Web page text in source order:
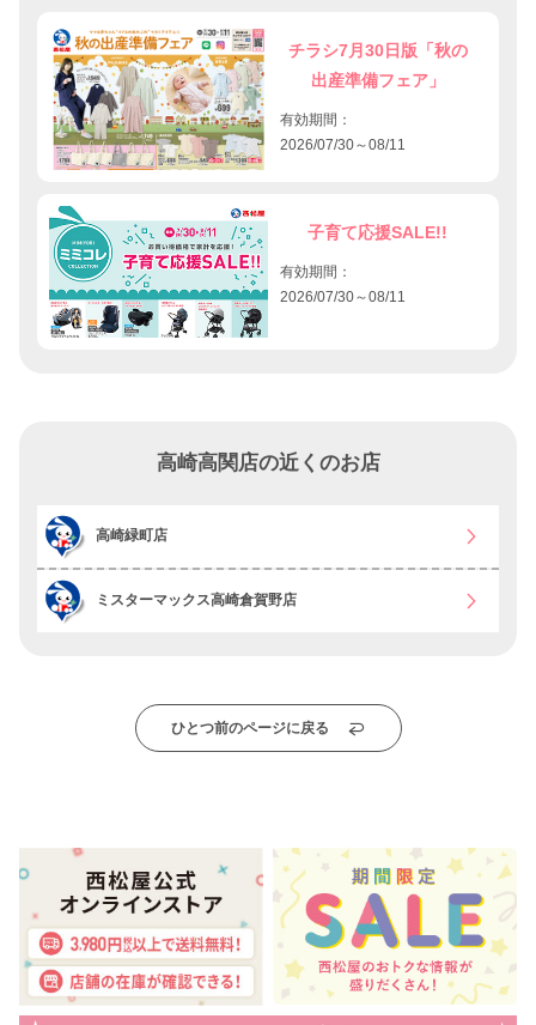
チラシ7月30日版「秋の
出産準備フェア」
有効期間：
2026/07/30～08/11
子育て応援SALE!!
有効期間：
2026/07/30～08/11
高崎高関店の近くのお店
高崎緑町店
ミスターマックス高崎倉賀野店
ひとつ前のページに戻る